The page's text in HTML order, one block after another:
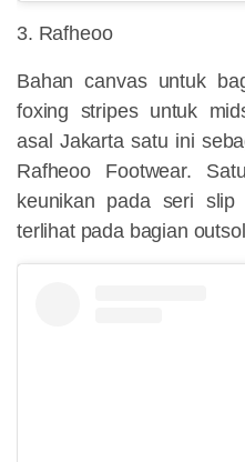
3. Rafheoo
Bahan canvas untuk
foxing stripes untuk
asal Jakarta satu ini
Rafheoo Footwear.
keunikan pada seri
terlihat pada bagian